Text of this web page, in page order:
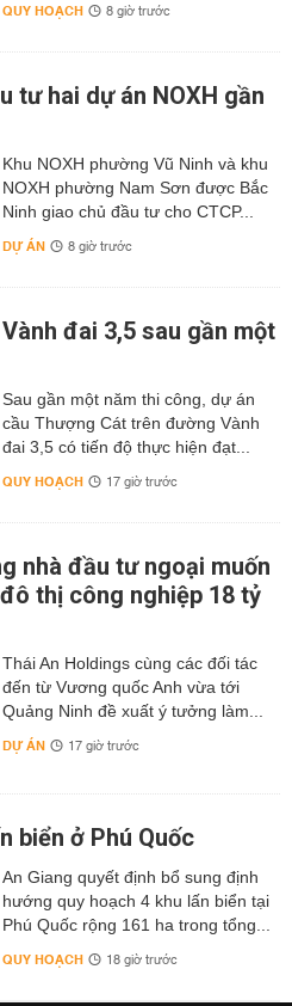
QUY HOẠCH 8 giờ trước
tư hai dự án NOXH gần
Khu NOXH phường Vũ Ninh và khu
NOXH phường Nam Sơn được Bắc
Ninh giao chủ đầu tư cho CTCP...
DỰ ÁN 8 giờ trước
đai 3,5 sau gần một
Sau gần một năm thi công, dự án
cầu Thượng Cát trên đường Vành
đai 3,5 có tiến độ thực hiện đạt...
QUY HOẠCH 17 giờ trước
nhà đầu tư ngoại muốn
thị công nghiệp 18 tỷ
Thái An Holdings cùng các đối tác
đến từ Vương quốc Anh vừa tới
Quảng Ninh đề xuất ý tưởng làm...
DỰ ÁN 17 giờ trước
biển ở Phú Quốc
An Giang quyết định bổ sung định
hướng quy hoạch 4 khu lấn biển tại
Phú Quốc rộng 161 ha trong tổng...
QUY HOẠCH 18 giờ trước